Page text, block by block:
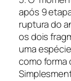
após 9
ruptura do
os dois
uma
como forma